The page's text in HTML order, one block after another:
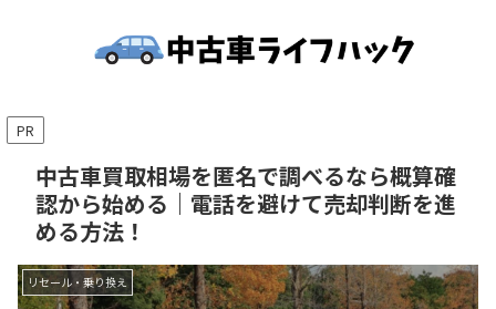
PR
中古車買取相場を匿名で調べるなら概算確
認から始める｜電話を避けて売却判断を進
める方法！
リセール・乗り換え